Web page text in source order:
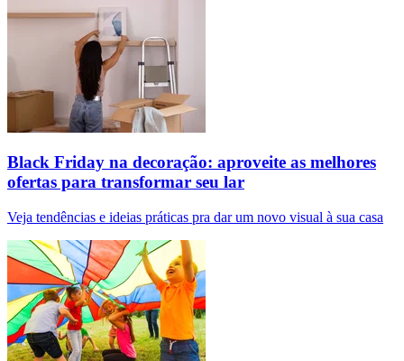
Black Friday na decoração: aproveite as melhores
ofertas para transformar seu lar
Veja tendências e ideias práticas pra dar um novo visual à sua casa